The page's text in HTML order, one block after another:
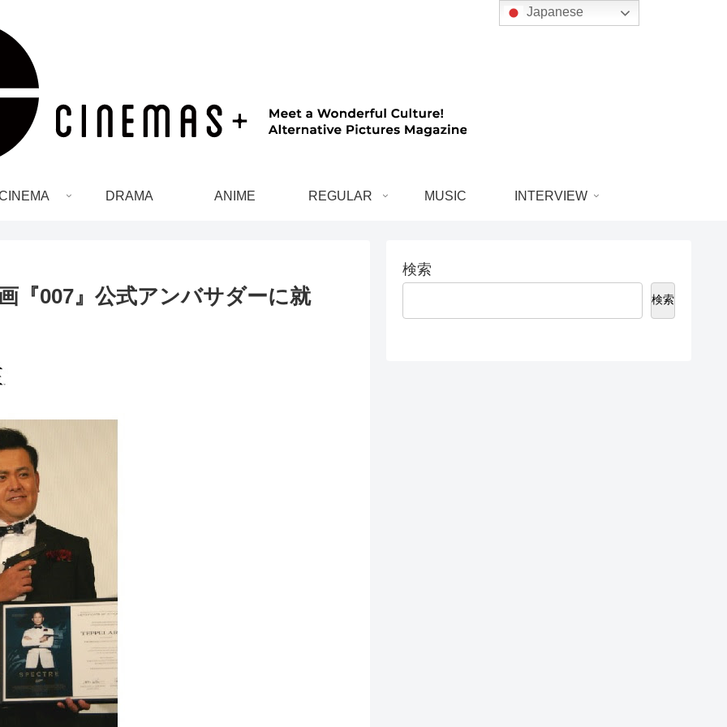
DRAMA ANIME REGULAR MUSIC INTERVIEW
『007』公式アンバサダーに就
検索
検索
Japanese